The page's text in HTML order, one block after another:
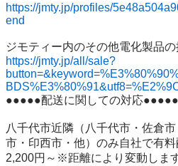
https://jmty.jp/profiles/
end
https://jmty.jp/all/sale?
●●●●●配送に関しての対応●●●●●
八千代市近隣（八千代市・佐倉
市・印西市・他）のみ自社で有料
2,200円～※距離により変動します